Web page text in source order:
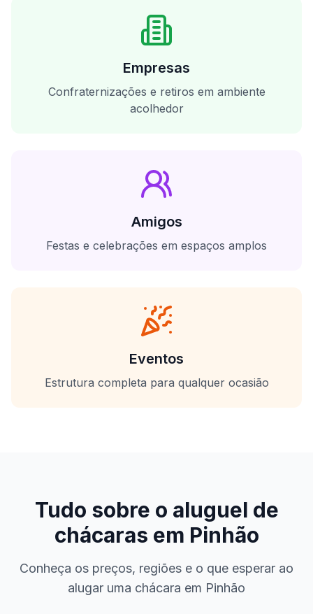
Empresas
Confraternizações e retiros em ambiente
acolhedor
Amigos
Festas e celebrações em espaços amplos
Eventos
Estrutura completa para qualquer ocasião
Tudo sobre o aluguel de
chácaras em Pinhão
Conheça os preços, regiões e o que esperar ao
alugar uma chácara em Pinhão